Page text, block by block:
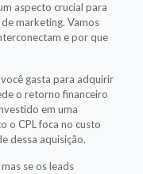
aspecto crucial para
marketing. Vamos
e por que
gasta para adquirir
o retorno financeiro
em uma
o CPL foca no custo
dessa aquisição.
se os leads